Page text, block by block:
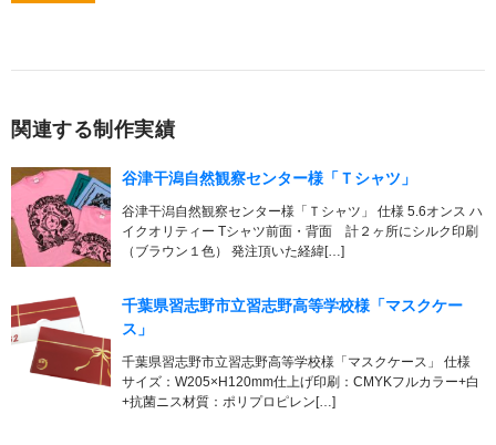
関連する制作実績
谷津干潟自然観察センター様「Ｔシャツ」
谷津干潟自然観察センター様「Ｔシャツ」 仕様 5.6オンス ハ
イクオリティー Tシャツ前面・背面 計２ヶ所にシルク印刷
（ブラウン１色） 発注頂いた経緯[…]
千葉県習志野市立習志野高等学校様「マスクケー
ス」
千葉県習志野市立習志野高等学校様「マスクケース」 仕様
サイズ：W205×H120mm仕上げ印刷：CMYKフルカラー+白
+抗菌ニス材質：ポリプロピレン[…]